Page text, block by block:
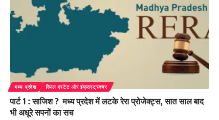
मध्य प्रदेश रियल एस्टेट और इंफ्रास्ट्रक्चर
पार्ट 1 : साजिश ? मध्य प्रदेश में लटके रेरा प्रोजेक्ट्स, सात साल बाद
भी अधूरे सपनों का सच